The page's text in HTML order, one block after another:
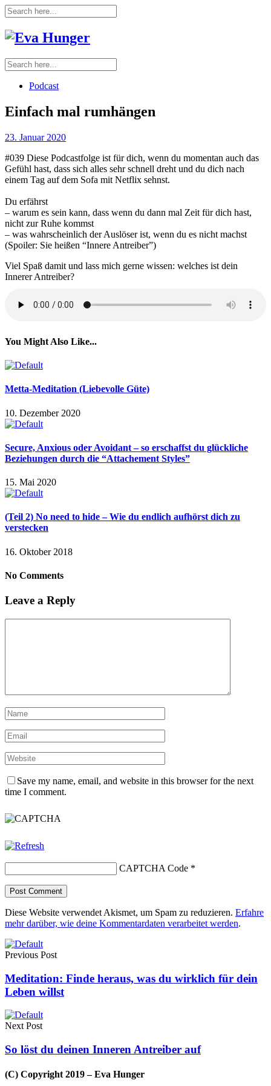
Podcast
Einfach mal rumhängen
23. Januar 2020
#039 Diese Podcastfolge ist für dich, wenn du momentan auch das
Gefühl hast, dass sich alles sehr schnell dreht und du dich nach
einem Tag auf dem Sofa mit Netflix sehnst.
Du erfährst​​
– warum es sein kann, dass wenn du dann mal Zeit für dich hast,
nicht zur Ruhe kommst
– was wahrscheinlich der Auslöser ist, wenn du es nicht machst
(Spoiler: Sie heißen “Innere Antreiber”)
Viel Spaß damit und lass mich gerne wissen: welches ist dein
Innerer Antreiber?
You Might Also Like...
Metta-Meditation (Liebevolle Güte)
10. Dezember 2020
Secure, Anxious oder Avoidant – so erschaffst du glückliche
Beziehungen durch die “Attachement Styles”
15. Mai 2020
(Teil 2) No need to hide – Wie du endlich aufhörst dich zu
verstecken
16. Oktober 2018
No Comments
Leave a Reply
Save my name, email, and website in this browser for the next
time I comment.
CAPTCHA Code *
Diese Website verwendet Akismet, um Spam zu reduzieren. Erfahre
mehr darüber, wie deine Kommentardaten verarbeitet werden.
Previous Post
Meditation: Finde heraus, was du wirklich für dein
Leben willst
Next Post
So löst du deinen Inneren Antreiber auf
(C) Copyright 2019 – Eva Hunger